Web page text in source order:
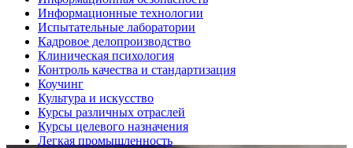
Информационные технологии
Испытательные лаборатории
Кадровое делопроизводство
Клиническая психология
Контроль качества и стандартизация
Коучинг
Культура и искусство
Курсы различных отраслей
Курсы целевого назначения
Легкая промышленность